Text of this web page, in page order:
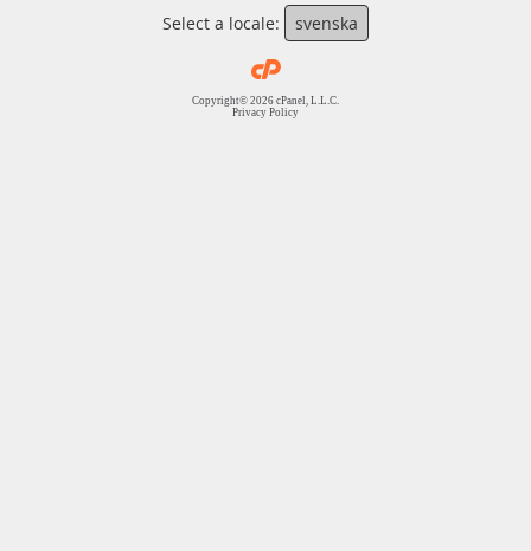
Select a locale: svenska
Copyright© 2026 cPanel, L.L.C.
Privacy Policy